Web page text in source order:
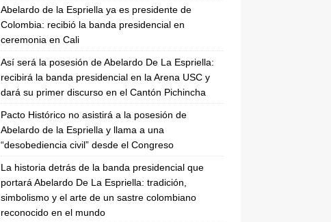
Abelardo de la Espriella ya es presidente de
Colombia: recibió la banda presidencial en
ceremonia en Cali
Así será la posesión de Abelardo De La Espriella:
recibirá la banda presidencial en la Arena USC y
dará su primer discurso en el Cantón Pichincha
Pacto Histórico no asistirá a la posesión de
Abelardo de la Espriella y llama a una
“desobediencia civil” desde el Congreso
La historia detrás de la banda presidencial que
portará Abelardo De La Espriella: tradición,
simbolismo y el arte de un sastre colombiano
reconocido en el mundo